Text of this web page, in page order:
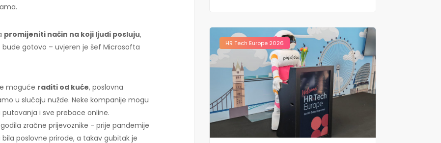
promijeniti način na koji ljudi posluju,
bude gotovo – uvjeren je šef Microsofta
moguće raditi od kuće, poslovna
u slučaju nužde. Neke kompanije mogu
i sve prebace online.
zračne prijevoznike - prije pandemije
poslovne prirode, a takav gubitak je
HR Tech Europe 2026